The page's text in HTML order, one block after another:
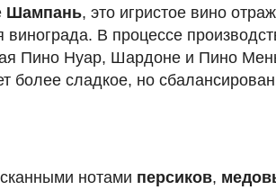
Шампань, это игристое вино
В процессе
Пино Нуар, Шардоне и Пино
более сладкое, но
нотами персиков,